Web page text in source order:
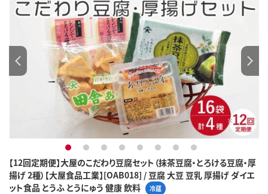
【12回定期便】大屋のこだわり豆腐セット（抹茶豆腐・とろける豆腐・厚
揚げ 2種）【大屋食品工業】[OAB018] / 豆腐 大豆 豆乳 厚揚げ ダイエ
ット食品 とうふ とうにゅう 健康 飲料
冷蔵
1 2 3 4 5 6 7 8